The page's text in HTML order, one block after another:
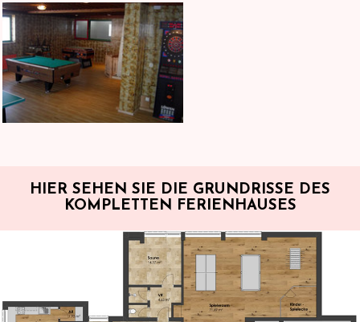
HIER SEHEN SIE DIE GRUNDRISSE DES
KOMPLETTEN FERIENHAUSES